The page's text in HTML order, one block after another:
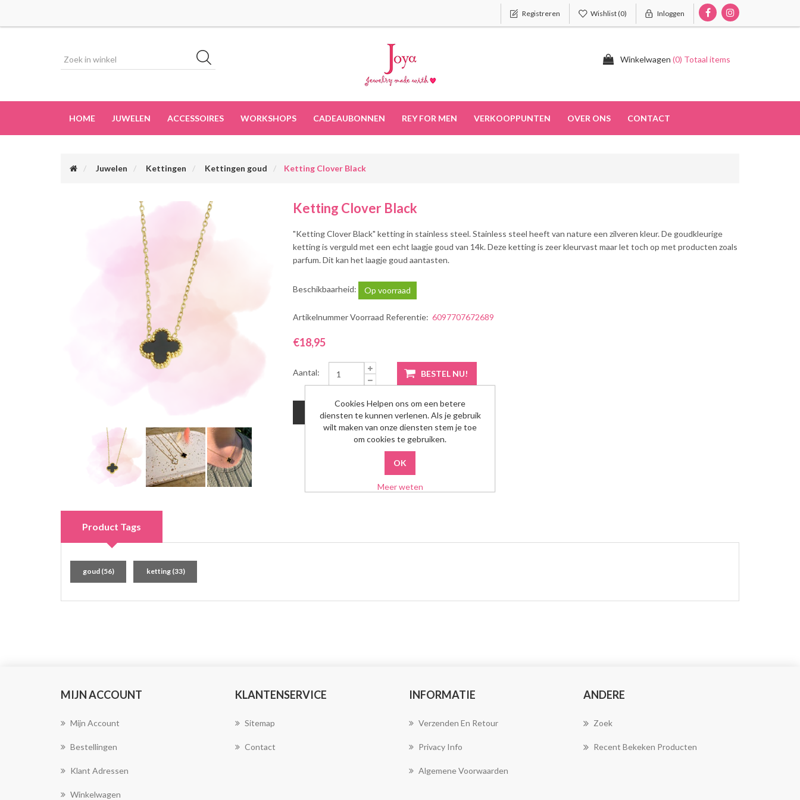
Registreren Wishlist(0) Inloggen
Winkelwagen (0) Totaal items
HOME JUWELEN ACCESSOIRES WORKSHOPS CADEAUBONNEN REY FOR MEN VERKOOPPUNTEN OVER ONS CONTACT
Juwelen Kettingen Kettingen goud Ketting Clover Black
Ketting Clover Black
"Ketting Clover Black" ketting in stainless steel. Stainless steel heeft van nature een zilveren kleur. De goudkleurige
ketting is verguld met een echt laagje goud van 14k. Deze ketting is zeer kleurvast maar let toch op met producten zoals
parfum. Dit kan het laagje goud aantasten.
Beschikbaarheid: Op voorraad
Artikelnummer Voorraad Referentie: 6097707672689
€18,95
Aantal:
Product Tags
goud (56) ketting(33)
MIJN ACCOUNT
Mijn Account
Bestellingen
Klant Adressen
Winkelwagen
KLANTENSERVICE
Sitemap
Contact
INFORMATIE
Verzenden En Retour
Privacy Info
Algemene Voorwaarden
ANDERE
Zoek
Recent Bekeken Producten
Cookies Helpen ons om een betere
diensten te kunnen verlenen. Als je gebruik
wilt maken van onze diensten stem je toe
om cookies te gebruiken.
Meer weten